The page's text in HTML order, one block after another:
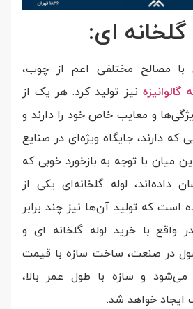
گلخانه ای:
با مصالح مختلفی اعم از چوب،
گالوانیزه نیز تولید کرد. هر یک از
و معایب خاص خود را دارند و
که دارند، جایگاه ویژه‌ای در صنایع
میان با توجه به بازخورد خوبی که
داده‌اند، لوله گلخانه‌ای یکی از
است که تولید آن‌ها نیز چند برابر
با خرید لوله گلخانه ای و
در صنعت، ساخت سازه با قیمت
و سازه با طول عمر بالا،
ایجاد خواهد شد.